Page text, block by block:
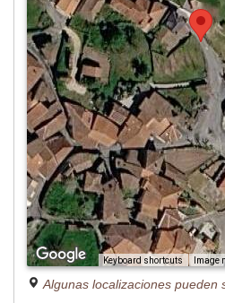
Keyboard shortcuts Image
Algunas localizaciones pueden